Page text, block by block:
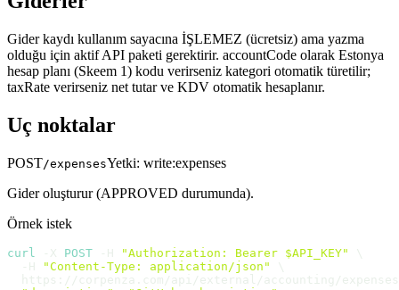
Gider kaydı kullanım sayacına İŞLEMEZ (ücretsiz) ama yazma
olduğu için aktif API paketi gerektirir. accountCode olarak Estonya
hesap planı (Skeem 1) kodu verirseniz kategori otomatik türetilir;
taxRate verirseniz net tutar ve KDV otomatik hesaplanır.
Uç noktalar
POST/expensesYetki: write:expenses
Gider oluşturur (APPROVED durumunda).
Örnek istek
curl POST "Authorization: Bearer $API_KEY"
"Content-Type: application/json"